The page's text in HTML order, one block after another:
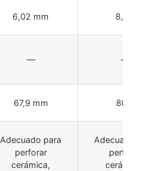
6,02 mm 8,02
— —
67,9 mm 80,7
Adecuado para
perforar
cerámica,
Adecuado
perforar
cerámica,